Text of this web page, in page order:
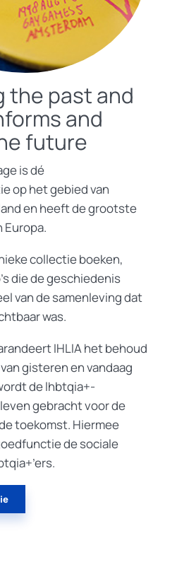
the past and
and
future
is dé
op het gebied van
en heeft de grootste
collectie boeken,
die de geschiedenis
van de samenleving dat
was.
IHLIA het behoud
gisteren en vandaag
de lhbtqia+-
gebracht voor de
toekomst. Hiermee
de sociale